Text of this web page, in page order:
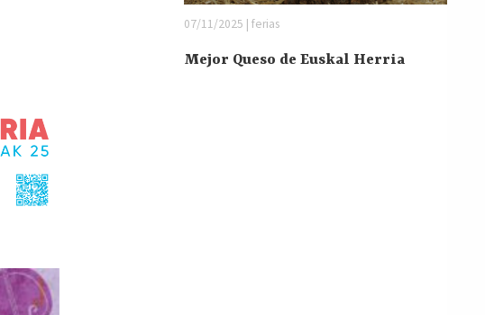
07/11/2025 | ferias
Mejor Queso de Euskal Herria